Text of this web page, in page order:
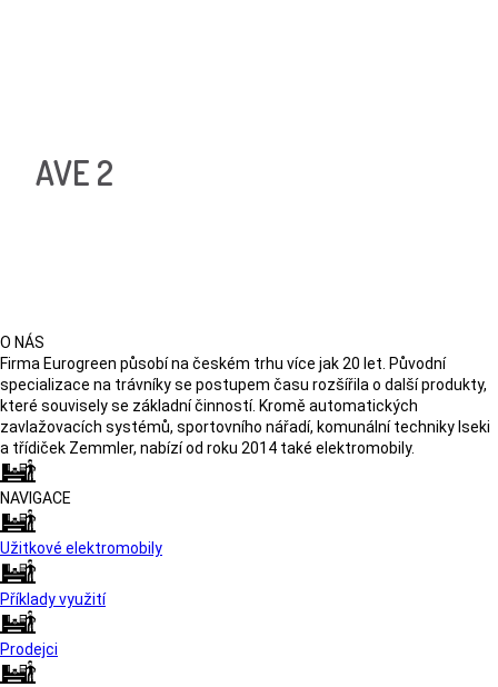
AVE 2
O NÁS
Firma Eurogreen působí na českém trhu více jak 20 let. Původní
specializace na trávníky se postupem času rozšířila o další produkty,
které souvisely se základní činností. Kromě automatických
zavlažovacích systémů, sportovního nářadí, komunální techniky Iseki
a třídiček Zemmler, nabízí od roku 2014 také elektromobily.
NAVIGACE
Užitkové elektromobily
Příklady využití
Prodejci